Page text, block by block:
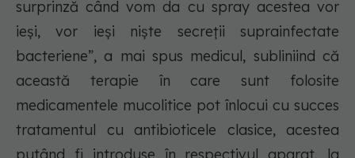
surprinză când vom da cu spray acestea vor
ieși, vor ieși niște secreții suprainfectate
bacteriene”, a mai spus medicul, subliniind că
această terapie în care sunt folosite
medicamentele mucolitice pot înlocui cu succes
tratamentul cu antibioticele clasice, acestea